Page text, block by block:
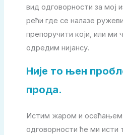
вид одговорности за мој
рећи где се налазе
препоручити који, или ми
одредим нијансу.
Није то њен
прода.
Истим жаром и
одговорности ће ми исти